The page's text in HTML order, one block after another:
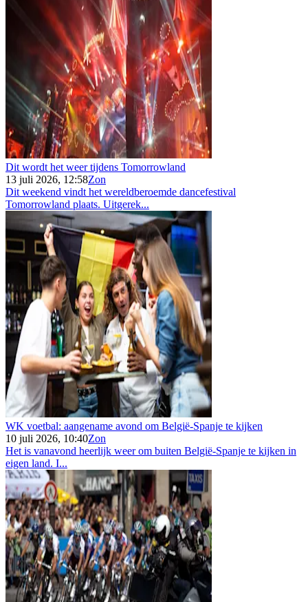
Dit wordt het weer tijdens Tomorrowland
13 juli 2026, 12:58Zon
Dit weekend vindt het wereldberoemde dancefestival
Tomorrowland plaats. Uitgerek...
WK voetbal: aangename avond om België-Spanje te kijken
10 juli 2026, 10:40Zon
Het is vanavond heerlijk weer om buiten België-Spanje te kijken in
eigen land. I...